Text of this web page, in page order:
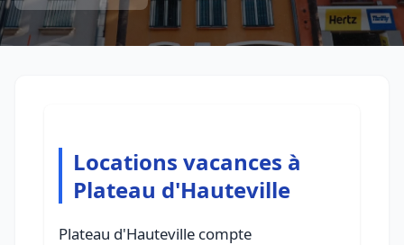
Locations vacances à
Plateau d'Hauteville
Plateau d'Hauteville compte